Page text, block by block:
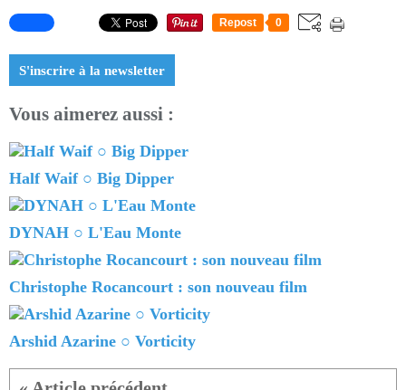
Repost 0
S'inscrire à la newsletter
Vous aimerez aussi :
Half Waif ○ Big Dipper
DYNAH ○ L'Eau Monte
Christophe Rocancourt : son nouveau film
Arshid Azarine ○ Vorticity